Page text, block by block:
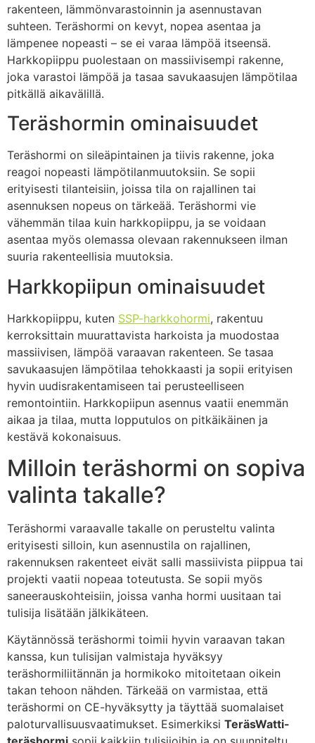
rakenteen, lämmönvarastoinnin ja asennustavan
suhteen. Teräshormi on kevyt, nopea asentaa ja
lämpenee nopeasti – se ei varaa lämpöä itseensä.
Harkkopiippu puolestaan on massiivisempi rakenne,
joka varastoi lämpöä ja tasaa savukaasujen lämpötilaa
pitkällä aikavälillä.
Teräshormin ominaisuudet
Teräshormi on sileäpintainen ja tiivis rakenne, joka
reagoi nopeasti lämpötilanmuutoksiin. Se sopii
erityisesti tilanteisiin, joissa tila on rajallinen tai
asennuksen nopeus on tärkeää. Teräshormi vie
vähemmän tilaa kuin harkkopiippu, ja se voidaan
asentaa myös olemassa olevaan rakennukseen ilman
suuria rakenteellisia muutoksia.
Harkkopiipun ominaisuudet
Harkkopiippu, kuten SSP-harkkohormi, rakentuu
kerroksittain muurattavista harkoista ja muodostaa
massiivisen, lämpöä varaavan rakenteen. Se tasaa
savukaasujen lämpötilaa tehokkaasti ja sopii erityisen
hyvin uudisrakentamiseen tai perusteelliseen
remontointiin. Harkkopiipun asennus vaatii enemmän
aikaa ja tilaa, mutta lopputulos on pitkäikäinen ja
kestävä kokonaisuus.
Milloin teräshormi on sopiva
valinta takalle?
Teräshormi varaavalle takalle on perusteltu valinta
erityisesti silloin, kun asennustila on rajallinen,
rakennuksen rakenteet eivät salli massiivista piippua tai
projekti vaatii nopeaa toteutusta. Se sopii myös
saneerauskohteisiin, joissa vanha hormi uusitaan tai
tulisija lisätään jälkikäteen.
Käytännössä teräshormi toimii hyvin varaavan takan
kanssa, kun tulisijan valmistaja hyväksyy
teräshormiliitännän ja hormikoko mitoitetaan oikein
takan tehoon nähden. Tärkeää on varmistaa, että
teräshormi on CE-hyväksytty ja täyttää suomalaiset
paloturvallisuusvaatimukset. Esimerkiksi TeräsWatti-